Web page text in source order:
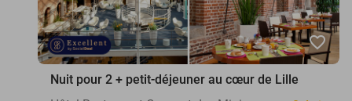
favorite_border
Nuit pour 2 + petit-déjeuner au cœur de Lille